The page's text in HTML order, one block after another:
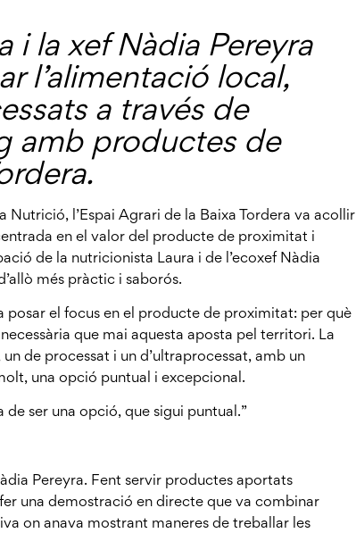
i la xef Nàdia Pereyra
l’alimentació local,
a través de
amb productes de
l’Espai Agrari de la Baixa Tordera va acollir
en el valor del producte de proximitat i
de la nutricionista Laura i de l’ecoxef Nàdia
més pràctic i saborós.
posar el focus en el producte de proximitat: per què
que mai aquesta aposta pel territori. La
de processat i un d’ultraprocessat, amb un
una opció puntual i excepcional.
ser una opció, que sigui puntual.”
Pereyra. Fent servir productes aportats
una demostració en directe que va combinar
on anava mostrant maneres de treballar les